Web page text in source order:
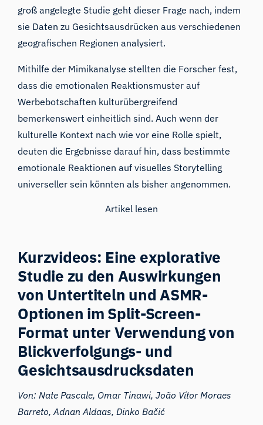
groß angelegte Studie geht dieser Frage nach, indem
sie Daten zu Gesichtsausdrücken aus verschiedenen
geografischen Regionen analysiert.
Mithilfe der Mimikanalyse stellten die Forscher fest,
dass die emotionalen Reaktionsmuster auf
Werbebotschaften kulturübergreifend
bemerkenswert einheitlich sind. Auch wenn der
kulturelle Kontext nach wie vor eine Rolle spielt,
deuten die Ergebnisse darauf hin, dass bestimmte
emotionale Reaktionen auf visuelles Storytelling
universeller sein könnten als bisher angenommen.
Artikel lesen
Kurzvideos: Eine explorative
Studie zu den Auswirkungen
von Untertiteln und ASMR-
Optionen im Split-Screen-
Format unter Verwendung von
Blickverfolgungs- und
Gesichtsausdrucksdaten
Von: Nate Pascale, Omar Tinawi, João Vítor Moraes
Barreto, Adnan Aldaas, Dinko Bačić